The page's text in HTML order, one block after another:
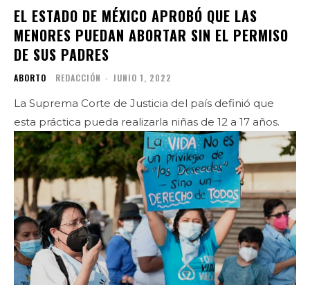
EL ESTADO DE MÉXICO APROBÓ QUE LAS
MENORES PUEDAN ABORTAR SIN EL PERMISO
DE SUS PADRES
ABORTO REDACCIÓN - JUNIO 1, 2022
La Suprema Corte de Justicia del país definió que
esta práctica pueda realizarla niñas de 12 a 17 años.